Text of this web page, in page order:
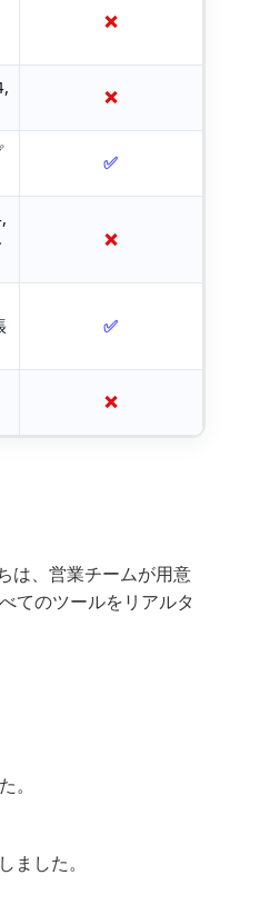
❌
❌
✅
❌
✅
❌
は、営業チームが用意
てのツールをリアルタ
。
した。